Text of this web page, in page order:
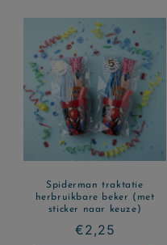
Spiderman traktatie
herbruikbare beker (met
sticker naar keuze)
Normale
€2,25